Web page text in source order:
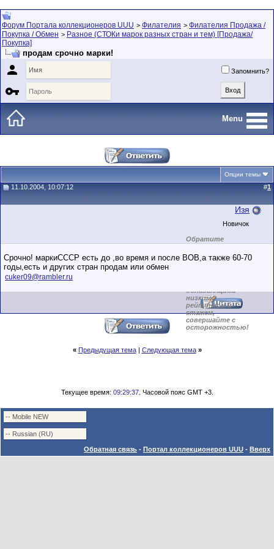
Форум Портала коллекционеров UUU > Филателия > Филателия Продажа /
Покупка / Обмен > Разное (СТОКи марок разных стран и тем) [Продажа/
Покупка]
продам срочно марки!
 Запомнить?

Menu
Опции темы
11.10.2004, 10:07:12 #1
Изя
Новичок
Обратите
внимание на
маленький стаж
пользователя на
обладающими
низким
рейтингом и
стажем,
совершайте с
осторожностью!
Срочно! маркиСССР есть до ,во время и после ВОВ,а также 60-70
годы,есть и других стран продам или обмен
cuker09@rambler.ru
« Предыдущая тема| Следующая тема »
Текущее время: 09:29:37. Часовой пояс GMT +3.
Обратная связь - Портал коллекционеров UUU - Вверх